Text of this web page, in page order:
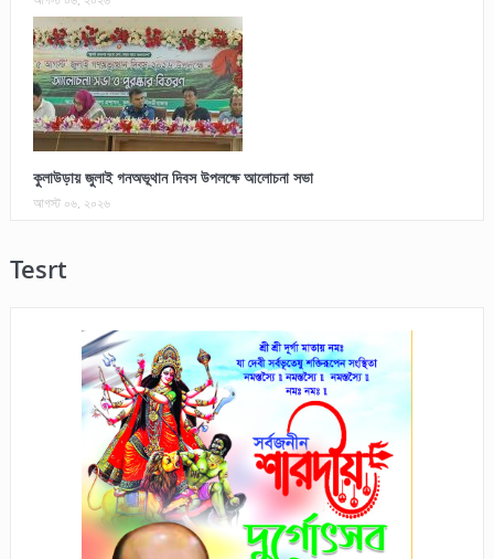
কুলাউড়ায় জুলাই গনঅভূথান দিবস উপলক্ষে আলোচনা সভা
আগস্ট ০৬, ২০২৬
Tesrt